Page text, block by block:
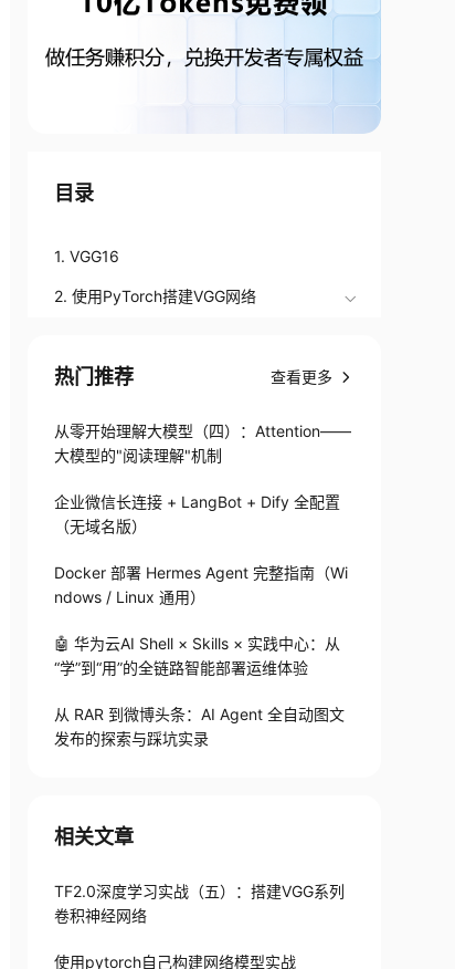
目录
1. VGG16
2. 使用PyTorch搭建VGG网络
热门推荐 查看更多
从零开始理解大模型（四）：Attention——
大模型的"阅读理解"机制
企业微信长连接 + LangBot + Dify 全配置
（无域名版）
Docker 部署 Hermes Agent 完整指南（Wi
ndows / Linux 通用）
🤖 华为云AI Shell × Skills × 实践中心：从
“学”到“用”的全链路智能部署运维体验
从 RAR 到微博头条：AI Agent 全自动图文
发布的探索与踩坑实录
相关文章
TF2.0深度学习实战（五）：搭建VGG系列
卷积神经网络
使用pytorch自己构建网络模型实战